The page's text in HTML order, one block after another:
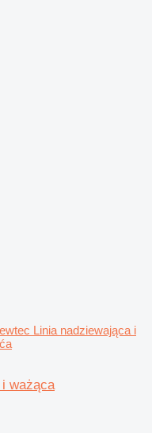
Linia nadziewająca i
ważąca